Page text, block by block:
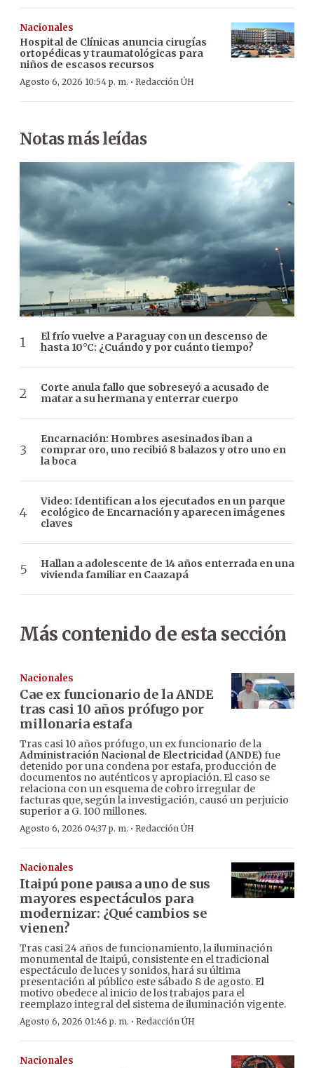
Nacionales
Hospital de Clínicas anuncia cirugías
ortopédicas y traumatológicas para
niños de escasos recursos
Agosto 6, 2026 10:54 p. m. · Redacción ÚH
Notas más leídas
El frío vuelve a Paraguay con un descenso de
hasta 10°C: ¿Cuándo y por cuánto tiempo?
Corte anula fallo que sobreseyó a acusado de
matar a su hermana y enterrar cuerpo
Encarnación: Hombres asesinados iban a
comprar oro, uno recibió 8 balazos y otro uno en
la boca
Video: Identifican a los ejecutados en un parque
ecológico de Encarnación y aparecen imágenes
claves
Hallan a adolescente de 14 años enterrada en una
vivienda familiar en Caazapá
Más contenido de esta sección
Nacionales
Cae ex funcionario de la ANDE
tras casi 10 años prófugo por
millonaria estafa
Tras casi 10 años prófugo, un ex funcionario de la
Administración Nacional de Electricidad (ANDE)fue
detenido por una condena por estafa, producción de
documentos no auténticos y apropiación. El caso se
relaciona con un esquema de cobro irregular de
facturas que, según la investigación, causó un perjuicio
superior a G. 100 millones.
Agosto 6, 2026 04:37 p. m. · Redacción ÚH
Nacionales
Itaipú pone pausa a uno de sus
mayores espectáculos para
modernizar: ¿Qué cambios se
vienen?
Tras casi 24 años de funcionamiento, la iluminación
monumental de Itaipú, consistente en el tradicional
espectáculo de luces y sonidos, hará su última
presentación al público este sábado 8 de agosto. El
motivo obedece al inicio de los trabajos para el
reemplazo integral del sistema de iluminación vigente.
Agosto 6, 2026 01:46 p. m. · Redacción ÚH
Nacionales